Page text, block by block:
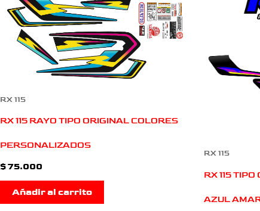
RX 115
RX 115 RAYO TIPO ORIGINAL COLORES
PERSONALIZADOS
$75.000
Añadir al carrito
RX 115
RX 115
AZUL